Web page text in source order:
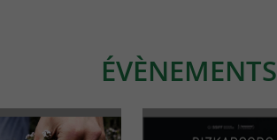
ÉVÈNEMENTS